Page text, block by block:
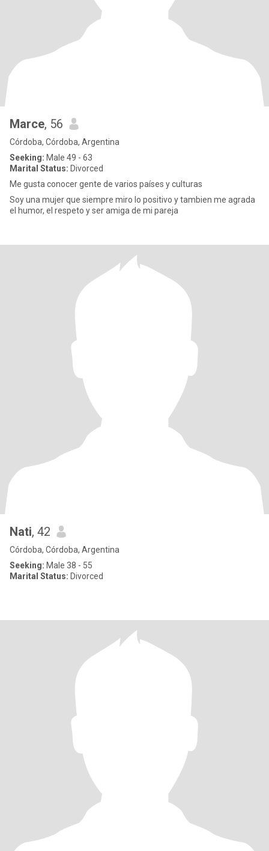
Marce, 56
Córdoba, Córdoba, Argentina
Seeking: Male 49 - 63
Marital Status: Divorced
Me gusta conocer gente de varios países y culturas
Soy una mujer que siempre miro lo positivo y tambien me agrada
el humor, el respeto y ser amiga de mi pareja
Nati, 42
Córdoba, Córdoba, Argentina
Seeking: Male 38 - 55
Marital Status: Divorced